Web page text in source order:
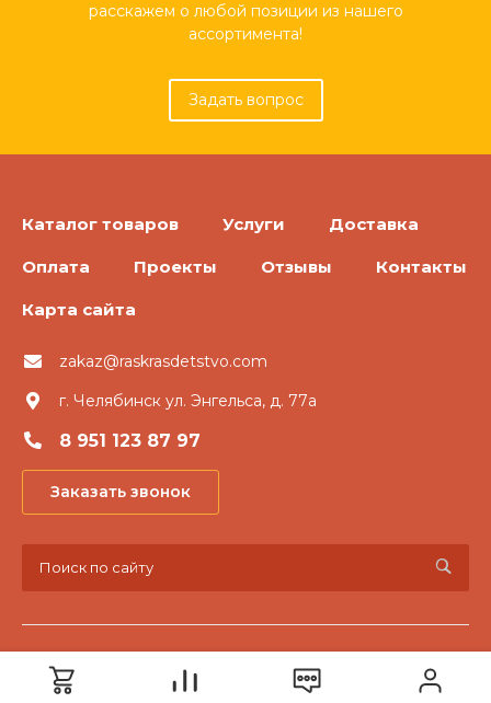
расскажем о любой позиции из нашего
ассортимента!
Задать вопрос
Каталог товаров Услуги Доставка
Оплата Проекты Отзывы Контакты
Карта сайта
zakaz@raskrasdetstvo.com
г. Челябинск ул. Энгельса, д. 77а
8 951 123 87 97
Заказать звонок
© 2026 «Раскрась детство», Все права защищены